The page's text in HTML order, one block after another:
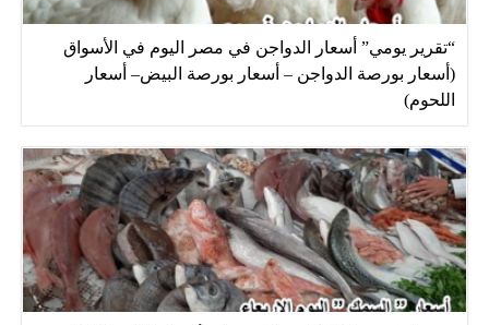
“تقرير يومي” أسعار الدواجن في مصر اليوم في الأسواق
(أسعار بورصة الدواجن – أسعار بورصة البيض– أسعار
اللحوم)